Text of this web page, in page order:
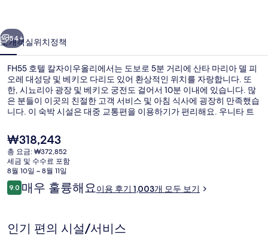
올
리
의
사
진
갤
러
리
다음
54+
소개객실위치정책
FH55 호텔 칼자이우올리에서는 도보로 5분 거리에 산타 마리아 델 피
오레 대성당 및 베키오 다리도 있어 환상적인 위치를 자랑합니다. 또
한, 시뇨리아 광장 및 베키오 궁전도 걸어서 10분 이내에 있습니다. 많
은 분들이 이곳의 친절한 고객 서비스 및 아침 식사에 굉장히 만족했습
니다. 이 숙박 시설은 대중 교통편을 이용하기가 편리해요. 우니타 트
장도 10분 거리에 있어요.
현
재
가
격
은
₩318,243
₩318,243
총 요금: ₩372,852
세금 및 수수료 포함
8월 10일 ~ 8월 11일
이
용
기
9.010점 만점 중 9.0점.
매우 훌륭해요이용 후기 1,003개 모두 보기
인기 편의 시설/서비스